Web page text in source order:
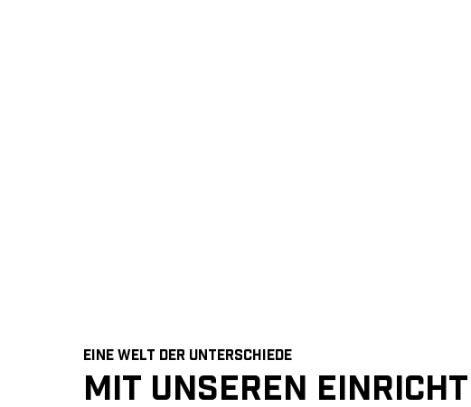
EINE WELT DER UNTERSCHIEDE
MIT UNSEREN